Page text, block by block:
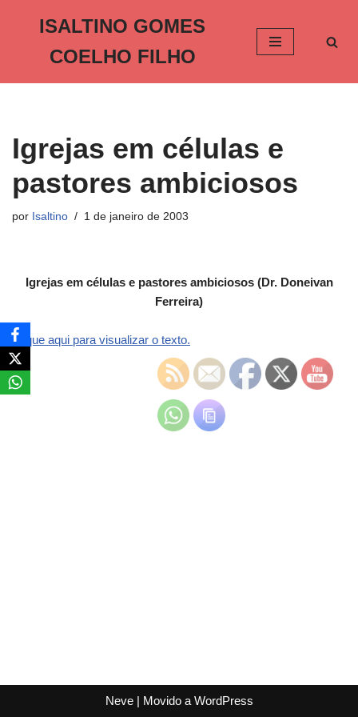
o
ISALTINO GOMES
COELHO FILHO
Igrejas em células e
pastores ambiciosos
por Isaltino 1 de janeiro de 2003
Igrejas em células e pastores ambiciosos (Dr. Doneivan
Ferreira)
Clique aqui para visualizar o texto.
Neve| Movido a WordPress